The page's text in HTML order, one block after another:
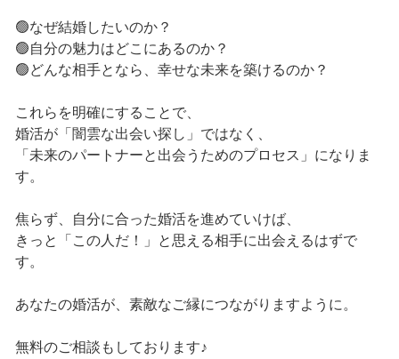
🟢なぜ結婚したいのか？
🟢自分の魅力はどこにあるのか？
🟢どんな相手となら、幸せな未来を築けるのか？
これらを明確にすることで、
婚活が「闇雲な出会い探し」ではなく、
「未来のパートナーと出会うためのプロセス」になりま
す。
焦らず、自分に合った婚活を進めていけば、
きっと「この人だ！」と思える相手に出会えるはずで
す。
あなたの婚活が、素敵なご縁につながりますように。
無料のご相談もしております♪